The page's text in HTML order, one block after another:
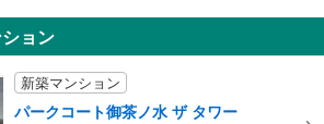
井住友海上駿河台ビル、お茶の水ホテルジュラ
ョン
新築マンション
パークコート御茶ノ水 ザ タワー